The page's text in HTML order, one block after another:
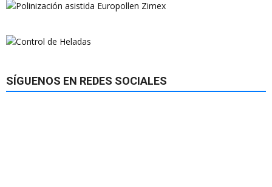
SÍGUENOS EN REDES SOCIALES